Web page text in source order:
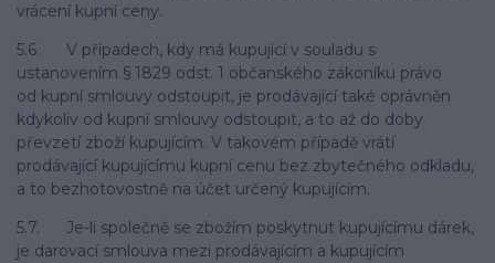
vrácení kupní ceny.
5.6. V případech, kdy má kupující v souladu s
ustanovením § 1829 odst. 1 občanského zákoníku právo
od kupní smlouvy odstoupit, je prodávající také oprávněn
kdykoliv od kupní smlouvy odstoupit, a to až do doby
převzetí zboží kupujícím. V takovém případě vrátí
prodávající kupujícímu kupní cenu bez zbytečného odkladu,
a to bezhotovostně na účet určený kupujícím.
5.7. Je-li společně se zbožím poskytnut kupujícímu dárek,
je darovací smlouva mezi prodávajícím a kupujícím